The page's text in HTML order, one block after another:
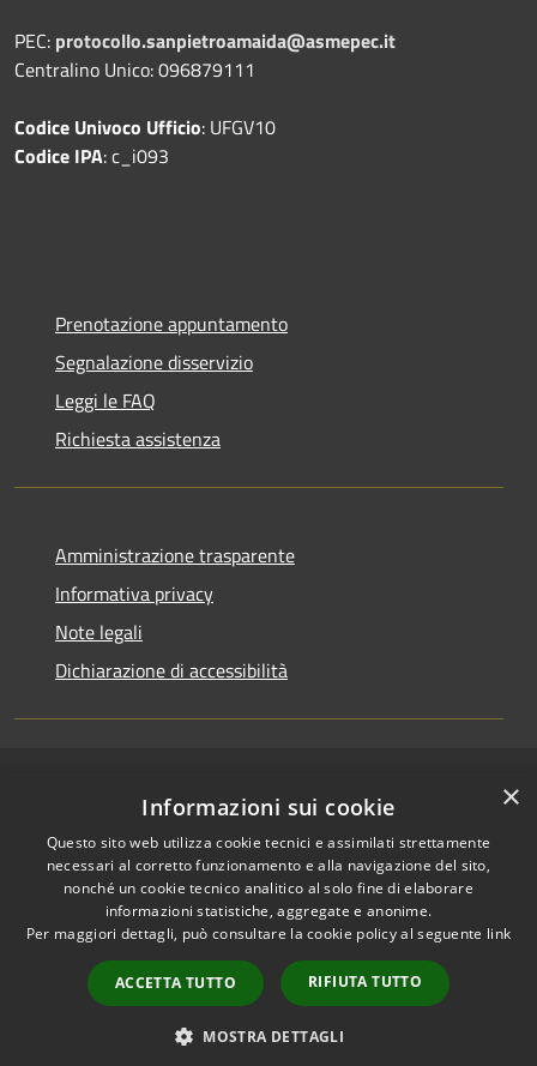
PEC: protocollo.sanpietroamaida@asmepec.it
Centralino Unico: 096879111
Codice Univoco Ufficio: UFGV10
Codice IPA: c_i093
Prenotazione appuntamento
Segnalazione disservizio
Leggi le FAQ
Richiesta assistenza
Amministrazione trasparente
Informativa privacy
Note legali
Dichiarazione di accessibilità
Privacy
Cookie
Mappa del sito
Accesso Email ordinaria
Accesso PEC comunali
Accesso protocollo
Copyright © 2026 • Comune di
San Pietro a Maida • Powered
byMunicipium•Accesso
redazione
×
Informazioni sui cookie
Questo sito web utilizza cookie tecnici e assimilati strettamente
necessari al corretto funzionamento e alla navigazione del sito,
nonché un cookie tecnico analitico al solo fine di elaborare
informazioni statistiche, aggregate e anonime.
Per maggiori dettagli, può consultare la cookie policy al seguente link
ACCETTA TUTTO RIFIUTA TUTTO
MOSTRA DETTAGLI